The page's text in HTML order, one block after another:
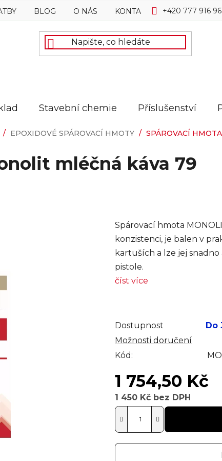
BLOG O NÁS KONTAKTY +420 777 916
Stavební chemie Příslušenství
/ EPOXIDOVÉ SPÁROVACÍ HMOTY / SPÁROVACÍ
mléčná káva 79
Spárovací hmota
konzistenci, je balen v
kartuších a lze jej
pistole.
číst více
Dostupnost
Do
Možnosti doručení
Kód:
1 754,50 Kč
1 450 Kč bez DPH